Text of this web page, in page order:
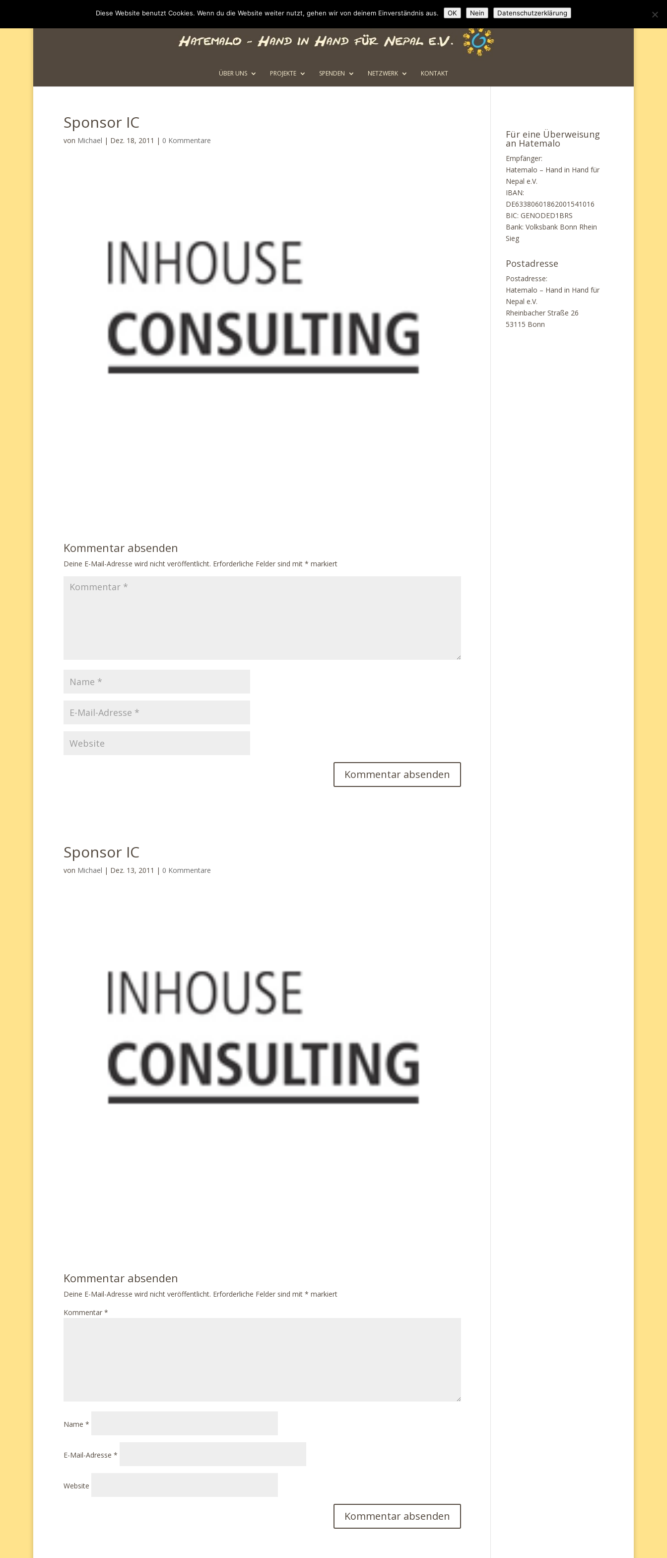
Impressum Datenschutzerklärung
ÜBER UNS PROJEKTE SPENDEN NETZWERK KONTAKT
Sponsor IC
von Michael | Dez. 18, 2011 | 0 Kommentare
Kommentar absenden
Deine E-Mail-Adresse wird nicht veröffentlicht. Erforderliche Felder sind mit * markiert
Sponsor IC
von Michael | Dez. 13, 2011 | 0 Kommentare
Kommentar absenden
Deine E-Mail-Adresse wird nicht veröffentlicht. Erforderliche Felder sind mit * markiert
Kommentar *
Name *
E-Mail-Adresse *
Website
Für eine Überweisung
an Hatemalo
Empfänger:
Hatemalo – Hand in Hand für
Nepal e.V.
IBAN:
DE63380601862001541016
BIC: GENODED1BRS
Bank: Volksbank Bonn Rhein
Sieg
Postadresse
Postadresse:
Hatemalo – Hand in Hand für
Nepal e.V.
Rheinbacher Straße 26
53115 Bonn
Diese Website benutzt Cookies. Wenn du die Website weiter nutzt, gehen wir von deinem Einverständnis aus. OK Nein Datenschutzerklärung